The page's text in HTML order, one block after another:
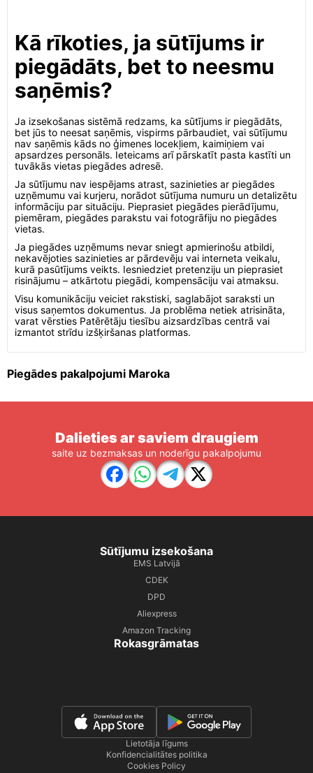
Kā rīkoties, ja sūtījums ir
piegādāts, bet to neesmu
saņēmis?
Ja izsekošanas sistēmā redzams, ka sūtījums ir piegādāts,
bet jūs to neesat saņēmis, vispirms pārbaudiet, vai sūtījumu
nav saņēmis kāds no ģimenes locekļiem, kaimiņiem vai
apsardzes personāls. Ieteicams arī pārskatīt pasta kastīti un
tuvākās vietas piegādes adresē.
Ja sūtījumu nav iespējams atrast, sazinieties ar piegādes
uzņēmumu vai kurjeru, norādot sūtījuma numuru un detalizētu
informāciju par situāciju. Pieprasiet piegādes pierādījumu,
piemēram, piegādes parakstu vai fotogrāfiju no piegādes
vietas.
Ja piegādes uzņēmums nevar sniegt apmierinošu atbildi,
nekavējoties sazinieties ar pārdevēju vai interneta veikalu,
kurā pasūtījums veikts. Iesniedziet pretenziju un pieprasiet
risinājumu – atkārtotu piegādi, kompensāciju vai atmaksu.
Visu komunikāciju veiciet rakstiski, saglabājot saraksti un
visus saņemtos dokumentus. Ja problēma netiek atrisināta,
varat vērsties Patērētāju tiesību aizsardzības centrā vai
izmantot strīdu izšķiršanas platformas.
Piegādes pakalpojumi Maroka
Dalieties ar saviem draugiem
saite uz bezmaksas un noderīgu pakalpojumu
Sūtījumu izsekošana
EMS Latvijā
CDEK
DPD
Aliexpress
Amazon Tracking
Rokasgrāmatas
Lietotāja līgums
Konfidencialitātes politika
Cookies Policy